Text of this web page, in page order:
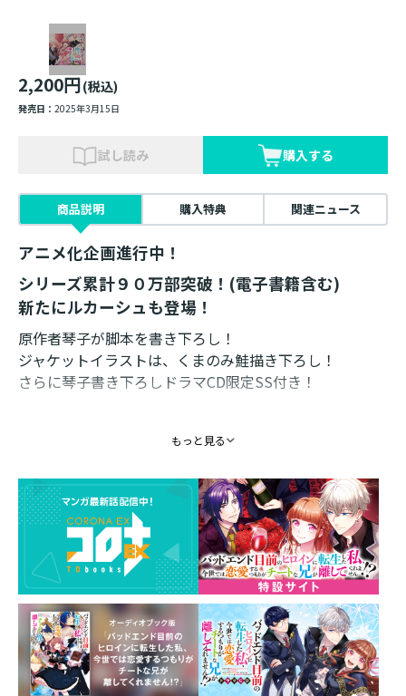
2,200円(税込)
発売日： 2025年3月15日
試し読み 購入する
商品説明 購入特典 関連ニュース
アニメ化企画進行中！
シリーズ累計９０万部突破！(電子書籍含む)
新たにルカーシュも登場！
原作者琴子が脚本を書き下ろし！
ジャケットイラストは、くまのみ鮭描き下ろし！
さらに琴子書き下ろしドラマCD限定SS付き！
『地獄の入れ替わり魔法』
「？？？」の身体が入れ替わってしまって……？
『告白の行方』
ある日、レーネの靴箱にラブレターが！ ユリウスとル
カが仲良く笑顔でラブレターの差出人のところへ向かう
──！
大人気の小説３巻書き下ろし番外編『身体は子供、頭脳
は半分だけ大人』も音声化し、豪華３本立て！
もっと見る